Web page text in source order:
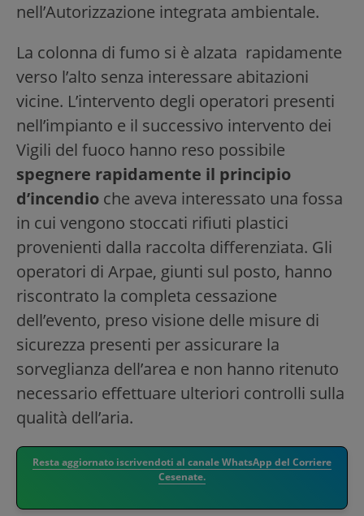
nell’Autorizzazione integrata ambientale.
La colonna di fumo si è alzata rapidamente
verso l’alto senza interessare abitazioni
vicine. L’intervento degli operatori presenti
nell’impianto e il successivo intervento dei
Vigili del fuoco hanno reso possibile
spegnere rapidamente il principio
d’incendio che aveva interessato una fossa
in cui vengono stoccati rifiuti plastici
provenienti dalla raccolta differenziata. Gli
operatori di Arpae, giunti sul posto, hanno
riscontrato la completa cessazione
dell’evento, preso visione delle misure di
sicurezza presenti per assicurare la
sorveglianza dell’area e non hanno ritenuto
necessario effettuare ulteriori controlli sulla
qualità dell’aria.
Resta aggiornato iscrivendoti al canale WhatsApp del Corriere
Cesenate.